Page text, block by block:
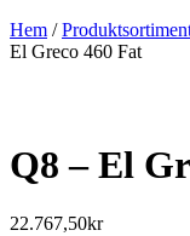
Hem /
El Greco 460 Fat
Q8 – El
22.767,50kr